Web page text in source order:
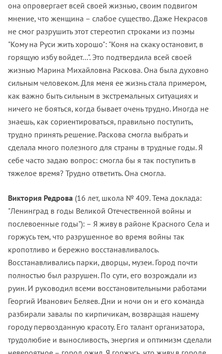
она опровергает всей своей жизнью, своим подвигом
мнение, что женщина – слабое существо. Даже Некрасов
не смог разрушить этот стереотип строками из поэмы
"Кому на Руси жить хорошо": "Коня на скаку остановит, в
горящую избу войдет…". Это подтвердила всей своей
жизнью Марина Михайловна Раскова. Она была духовно
сильным человеком. Для меня ее жизнь стала примером,
как важно быть сильным в экстремальных ситуациях и
ничего не бояться, когда бывает очень трудно. Иногда не
знаешь, как сориентироваться, правильно поступить,
трудно принять решение. Раскова смогла выбрать и
сделала много полезного для страны в трудные годы. Я
себе часто задаю вопрос: смогла бы я так поступить в
тяжелое время? Трудно ответить. Она смогла.
Виктория Редрова (16 лет, школа № 409. Тема доклада:
"Ленинград в годы Великой Отечественной войны и
послевоенные годы"): – Я живу в районе Красного Села и
горжусь тем, что разрушенное во время войны так
кропотливо и бережно восстанавливалось.
Восстанавливались парки, дворцы, музеи. Город почти
полностью был разрушен. По сути, его возрождали из
руин. И руководил всеми восстановительными работами
Георгий Иванович Беляев. Дни и ночи он и его команда
разбирали завалы по кирпичикам, возвращая нашему
городу первозданную красоту. Его талант организатора,
трудолюбие и выносливость, энергия и оптимизм сделали